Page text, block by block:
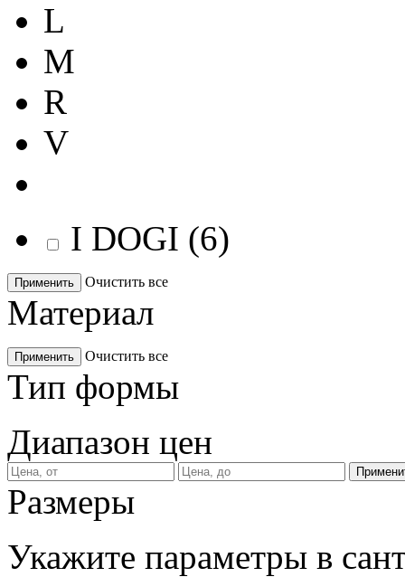
L
M
R
V
I DOGI (6)
Применить Очистить все
Материал
Применить Очистить все
Тип формы
Диапазон цен
Размеры
Укажите параметры в